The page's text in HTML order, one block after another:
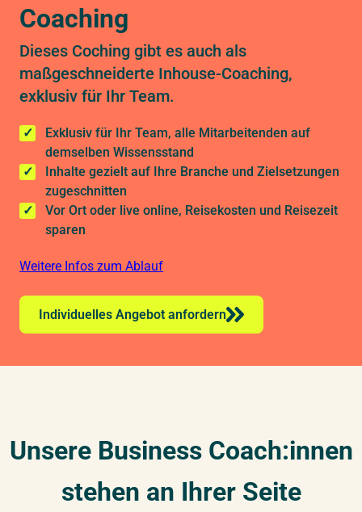
Coaching
Dieses Coching gibt es auch als
maßgeschneiderte Inhouse-Coaching,
exklusiv für Ihr Team.
Exklusiv für Ihr Team, alle Mitarbeitenden auf
demselben Wissensstand
Inhalte gezielt auf Ihre Branche und Zielsetzungen
zugeschnitten
Vor Ort oder live online, Reisekosten und Reisezeit
sparen
Weitere Infos zum Ablauf
Individuelles Angebot anfordern
Unsere Business Coach:innen
stehen an Ihrer Seite